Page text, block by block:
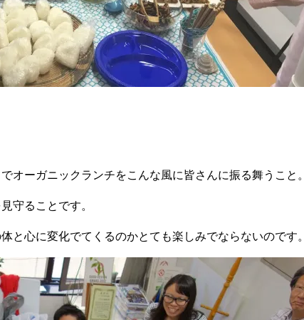
オーガニックランチをこんな風に皆さんに振る舞うこと。
守ることです。
と心に変化でてくるのかとても楽しみでならないのです。